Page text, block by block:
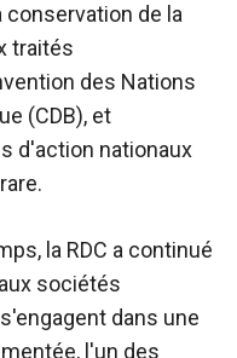
conservation de la
traités
des Nations
(CDB), et
d'action nationaux
la RDC a continué
sociétés
dans une
l'un des